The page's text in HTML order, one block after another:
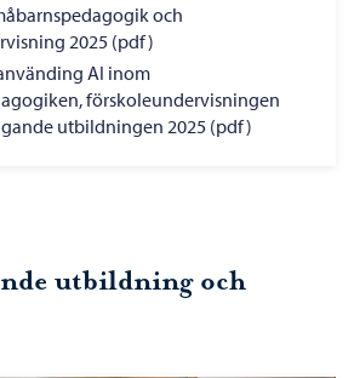
och
2025 (pdf)
AI inom
förskoleundervisningen
utbildningen 2025 (pdf)
utbildning och